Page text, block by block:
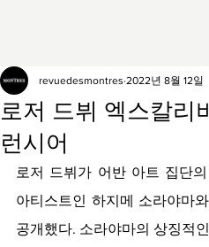
로저 드뷔 엑스칼리
런시어
revuedesmontres 2022년 8월 12일
로저 드뷔가 어반 아트 집단
아티스트인 하지메 소라야마
공개했다. 소라야마의 상징적